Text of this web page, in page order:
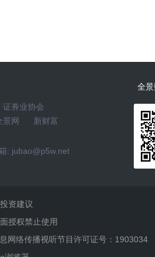
!
气
律的
证券业协会
景网
新财富
全
: jubao@p5w.net
资建议
授权禁止使用
网络传播视听节目许可证号：1903034